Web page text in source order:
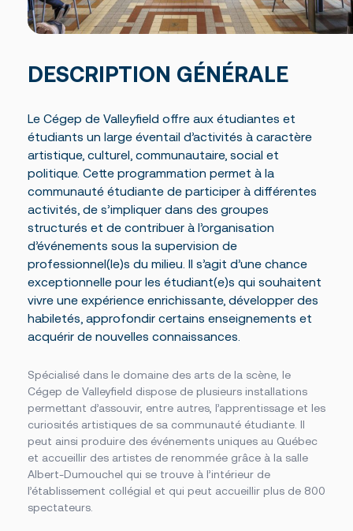
Documents officiels
Politiques, règlements et protocoles
Grand public
Académie sportive du Noir et Or
Bibliothèque Armand-Frappier
Foire aux questions
Des établissements sur un grand territoire
Campus principal de Salaberry-de-Valleyfield
Centre d’études collégiales de Saint-Constant
Fondation
Bourses offertes
Je donne à la Fondation
Accès rapides
La rentrée
La Fondation
Bibliothèque Armand-Frappier
Travailler au Cégep
Service des stages et du placement étudiant
Événements
Nouvelles
Notre équipe
Conseil d’administration
Bottin du personnel
Calendriers scolaires
Des questions?
NOUS JOINDRE
DESCRIPTION GÉNÉRALE
Le Cégep de Valleyfield offre aux étudiantes et
étudiants un large éventail d’activités à caractère
artistique, culturel, communautaire, social et
politique. Cette programmation permet à la
communauté étudiante de participer à différentes
activités, de s’impliquer dans des groupes
structurés et de contribuer à l’organisation
d’événements sous la supervision de
professionnel(le)s du milieu. Il s’agit d’une chance
exceptionnelle pour les étudiant(e)s qui souhaitent
vivre une expérience enrichissante, développer des
habiletés, approfondir certains enseignements et
acquérir de nouvelles connaissances.
Spécialisé dans le domaine des arts de la scène, le
Cégep de Valleyfield dispose de plusieurs installations
permettant d’assouvir, entre autres, l’apprentissage et les
curiosités artistiques de sa communauté étudiante. Il
peut ainsi produire des événements uniques au Québec
et accueillir des artistes de renommée grâce à la salle
Albert-Dumouchel qui se trouve à l’intérieur de
l’établissement collégial et qui peut accueillir plus de 800
spectateurs.